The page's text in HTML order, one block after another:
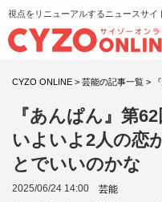
視点をリニューアルするニュースサイ
CYZO ONLINE > 芸能の記事一覧 >
『あんぱん』第
いよいよ2人の恋
とでいいのかな
2025/06/24 14:00 芸能